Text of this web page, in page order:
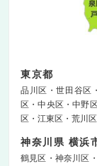
東京都
品川区 世田谷区
区
中央区 中野
区
江東区 荒川区
神奈川県 横浜
鶴見区 神奈川区